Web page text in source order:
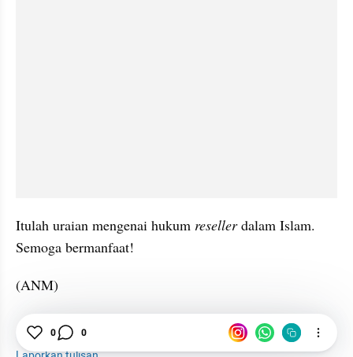
Itulah uraian mengenai hukum reseller dalam Islam.
Semoga bermanfaat!
(ANM)
Reseller
Islam
0 0